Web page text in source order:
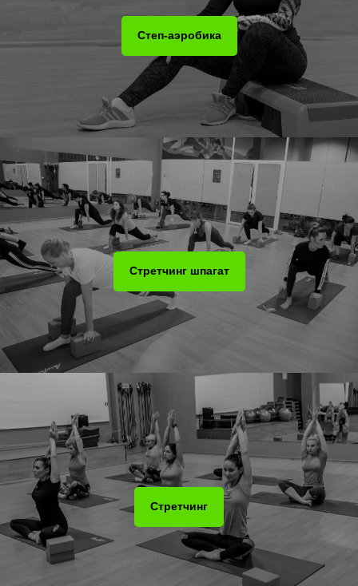
Степ-аэробика
Стретчинг шпагат
Стретчинг